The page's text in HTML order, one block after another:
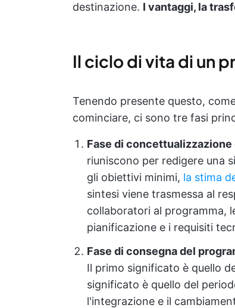
destinazione. I vantaggi, la
Il ciclo di vita di un
Tenendo presente questo,
cominciare, ci sono tre fasi
Fase di concettualizzazione
riuniscono per redigere una
gli obiettivi minimi, la stima
sintesi viene trasmessa al
collaboratori al programma,
pianificazione e i requisiti
Fase di consegna del
Il primo significato è quello
significato è quello del
l'integrazione e il